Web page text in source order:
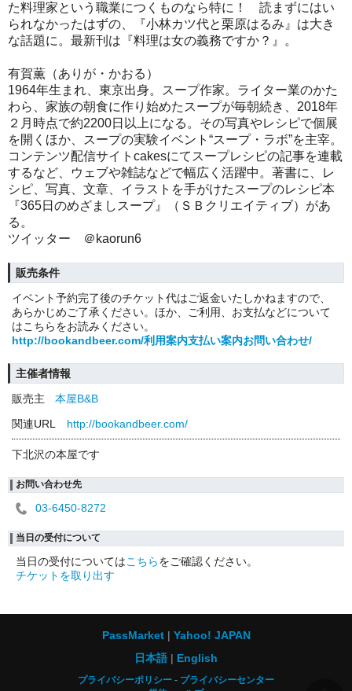
た料理家という職業につくものなら特に！ 読まずにはい
られなかったはずの、『小林カツ代と栗原はるみ』は大き
な話題に。最新刊は『料理は女の義務ですか？』。
有賀薫（ありが・かおる）
1964年生まれ、東京出身。スープ作家。ライター業のかた
わら、家族の朝食に作り始めたスープが毎朝続き、2018年
２月時点で約2200日以上になる。その写真やレシピで個展
を開くほか、スープの実験イベント“スープ・ラボ”を主宰。
コンテンツ配信サイトcakesにてスープレシピの記事を連載
するなど、ウェブや雑誌などで幅広く活躍中。著書に、レ
シピ、写真、文章、イラストを手がけたスープのレシピ本
『365日のめざましスープ』（ＳＢクリエイティブ）があ
る。
ツイッター ＠kaorun6
販売条件
イベント予約完了後のチケット代はご返金いたしかねますので、
あらかじめご了承ください。ほか、ご利用、お支払などについて
はこちらをお読みください。
http://bookandbeer.com/利用案内支払い案内お問い合わせ/
主催者情報
販売主
本屋B&B
関連URL
http://bookandbeer.com/
下北沢の本屋です
お問い合わせ先
03-6450-8272
当日の受付について
当日の受付についてはこちらをご確認ください。
チケットを取り出す
PassMarket
Yahoo! JAPAN
日本語
English
プライバシーポリシー
プライバシーセンター